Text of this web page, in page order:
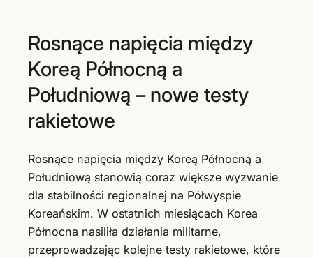
Rosnące napięcia między
Koreą Północną a
Południową – nowe testy
rakietowe
Rosnące napięcia między Koreą Północną a
Południową stanowią coraz większe wyzwanie
dla stabilności regionalnej na Półwyspie
Koreańskim. W ostatnich miesiącach Korea
Północna nasiliła działania militarne,
przeprowadzając kolejne testy rakietowe, które